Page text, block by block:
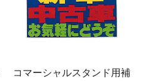
コマーシャルスタンド用補